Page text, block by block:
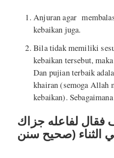
Anjuran agar
kebaikan juga.
Bila tidak memiliki
kebaikan tersebut,
Dan pujian terbaik
khairan (semoga Allah
kebaikan).
فقال لفاعله جزاك
الثناء (صحيح سنن